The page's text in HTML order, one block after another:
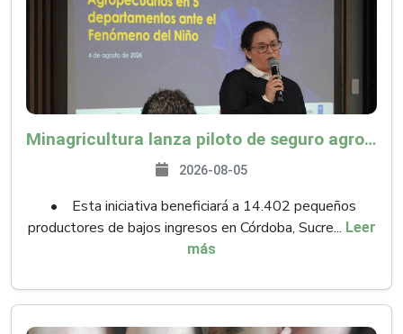
Minagricultura lanza piloto de seguro agropecuario por $9.625 millones para proteger a más de 14.000 pequeños productores contra riesgos del Fenómeno de El Niño
2026-08-05
• Esta iniciativa beneficiará a 14.402 pequeños
productores de bajos ingresos en Córdoba, Sucre... Leer
más